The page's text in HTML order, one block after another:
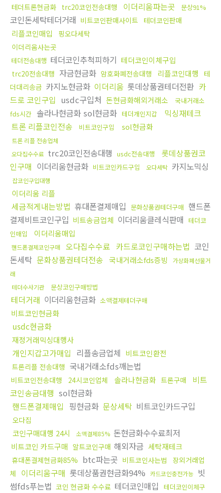
테더트론현금화 trc20코인전송대행 이더리움파는곳 문상91%
코인돈세탁테더거래 비트코인판매사이트 테더코인판매
리플코인매입
핑오다세탁
이더리움사는곳
테더전송대행 테더코인추척피하기 테더코인이체구입
trc20전송대행 자금현금화 암호화폐전송대행 리플코인대행
테
더대리송금 카지노현금화 이더리움 롯데상품권테더전환 카
드로 코인구입 usdc구입처 돈현금화해외거래소
국내거래소
fds시간 솔라나현금화 sol현금화 테더개인지갑
믹싱재테크
트론 리플코인전송
비트코인구입 sol현금화
트론 리플 전송업체
오다집수수료 trc20코인전송대행 usdc전송대행
롯데상품권코
인구매 이더리움현금화 비트코인카드구입 오다세탁 카지노믹싱
잡코인구입대행
이더리움 리플
세금적게내는방법 휴대폰결제매입 문화상품권테더구매 핸드폰
결제비트코인구입 비트송금업체 이더리움클레식판매 테더코
인매입
이더리움매입
핸드폰결제코인구매 오다집수수료 카드로코인구매하는법 코인
돈세탁 문화상품권테더전송 국내거래소fds증빙
가상화폐선물거
래
테더수사기관
문상코인구매방법
테더거래 이더리움현금화 소액결제테더구매
비트코인현금화
usdc현금화
재정거래믹싱대행사
개인지갑고가매입 리플송금업체 비트코인환전
트론리플 전송대행 국내거래소fds깨는법
비트코인전송대행 24시코인업체 솔라나현금화 트론구매
비트
코인송금대행 sol현금화
핸드폰결제매입 핑현금화 문상세탁 비트코인카드구입
오다집
코인구매대행 24시 소액결제85% 돈현금화수수료최저
비트코인 카드구매 알트코인구매 해외자금 세탁재테크
휴대폰결제현금화85% btc파는곳 비트코인사는법
장외거래업
체
이더리움구매 롯데상품권현금화94% 카드코인충전가능 빗
썸fds푸는법 코인 현금화 수수료 테더코인매입
테더코인이체구